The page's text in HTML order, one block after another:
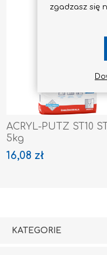
ACRYL-PUTZ ST10
5kg
16,08 zł
KATEGORIE
zgadzasz się